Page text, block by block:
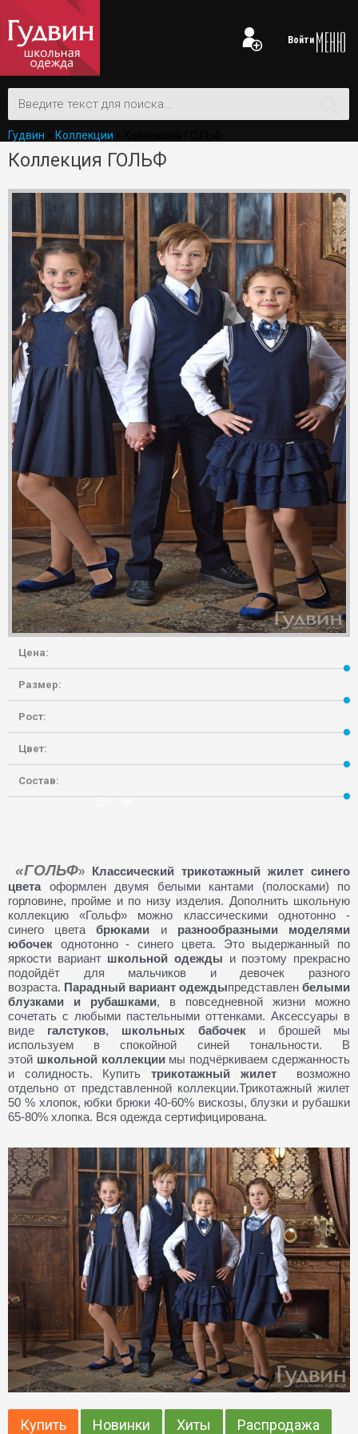
Гудвин Коллекции
Войти
Коллекция ГОЛЬФ
Цена:
Размер:
Рост:
Цвет:
Состав:
«ГОЛЬФ» Классический трикотажный жилет синего
цветаоформлен двумя белыми кантами (полосками) по
горловине, пройме и по низу изделия. Дополнить школьную
коллекцию «Гольф» можно классическими однотонно -
синего цветабрюками и разнообразными моделями
юбочек однотонно - синего цвета. Это выдержанный по
яркости вариант школьной одежды и поэтому прекрасно
подойдёт для мальчиков и девочек разного
возраста. Парадный вариант одеждыпредставлен белыми
блузками и рубашками, в повседневной жизни можно
сочетать с любыми пастельными оттенками. Аксессуары в
виде галстуков, школьных бабочеки брошей мы
используем в спокойной синей тональности. В
этой школьной коллекциимы подчёркиваем сдержанность
и солидность. Купить трикотажный жилетвозможно
отдельно от представленной коллекции.Трикотажный жилет
50 % хлопок, юбки брюки 40-60% вискозы, блузки и рубашки
65-80% хлопка. Вся одежда сертифицирована.
Купить Новинки Хиты Распродажа